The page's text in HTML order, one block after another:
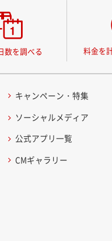
数を調べる 料金を
キャンペーン・特集
ソーシャルメディア
公式アプリ一覧
CMギャラリー